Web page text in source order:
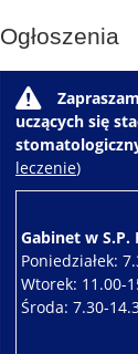
Ogłoszenia
W
uczących się
leczenie)
Gabinet w S.P.
Poniedziałek:
Wtorek: 11.00-
Środa: 7.30-